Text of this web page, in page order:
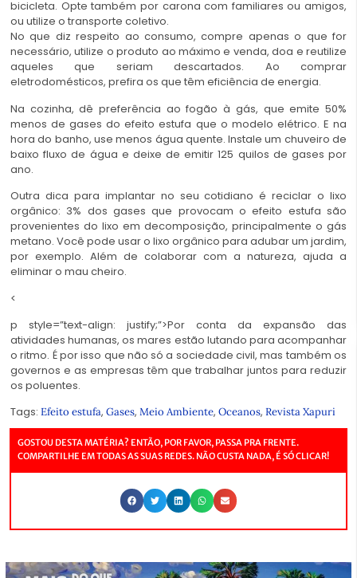
bicicleta. Opte também por carona com familiares ou amigos,
ou utilize o transporte coletivo.
No que diz respeito ao consumo, compre apenas o que for
necessário, utilize o produto ao máximo e venda, doa e reutilize
aqueles que seriam descartados. Ao comprar
eletrodomésticos, prefira os que têm eficiência de energia.
Na cozinha, dê preferência ao fogão à gás, que emite 50%
menos de gases do efeito estufa que o modelo elétrico. E na
hora do banho, use menos água quente. Instale um chuveiro de
baixo fluxo de água e deixe de emitir 125 quilos de gases por
ano.
Outra dica para implantar no seu cotidiano é reciclar o lixo
orgânico: 3% dos gases que provocam o efeito estufa são
provenientes do lixo em decomposição, principalmente o gás
metano. Você pode usar o lixo orgânico para adubar um jardim,
por exemplo. Além de colaborar com a natureza, ajuda a
eliminar o mau cheiro.
<
p style=”text-align: justify;”>Por conta da expansão das
atividades humanas, os mares estão lutando para acompanhar
o ritmo. É por isso que não só a sociedade civil, mas também os
governos e as empresas têm que trabalhar juntos para reduzir
os poluentes.
Tags: Efeito estufa, Gases, Meio Ambiente, Oceanos, Revista Xapuri
GOSTOU DESTA MATÉRIA? ENTÃO, POR FAVOR, PASSA PRA FRENTE.
COMPARTILHE EM TODAS AS SUAS REDES. NÃO CUSTA NADA, É SÓ CLICAR!